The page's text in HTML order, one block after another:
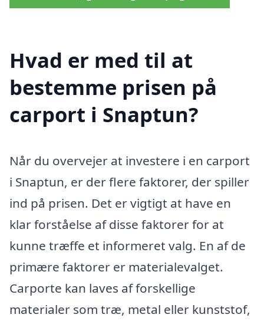
Hvad er med til at
bestemme prisen på
carport i Snaptun?
Når du overvejer at investere i en carport
i Snaptun, er der flere faktorer, der spiller
ind på prisen. Det er vigtigt at have en
klar forståelse af disse faktorer for at
kunne træffe et informeret valg. En af de
primære faktorer er materialevalget.
Carporte kan laves af forskellige
materialer som træ, metal eller kunststof,